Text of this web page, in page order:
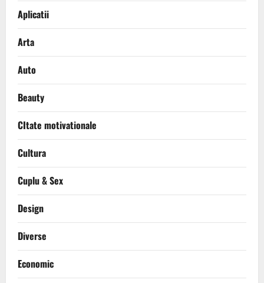
Aplicatii
Arta
Auto
Beauty
CItate motivationale
Cultura
Cuplu & Sex
Design
Diverse
Economic